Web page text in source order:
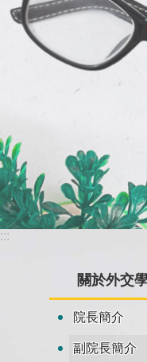
:::
關於外交
院長簡介
副院長簡介